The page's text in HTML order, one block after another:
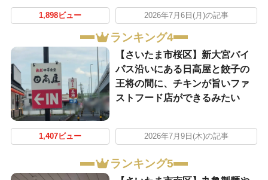
1,898ビュー 2026年7月6日(月)の記事
ランキング4
【さいたま市桜区】新大宮バイ
パス沿いにある日高屋と餃子の
王将の間に、チキンが旨いファ
ストフード店ができるみたい
1,407ビュー 2026年7月9日(木)の記事
ランキング5